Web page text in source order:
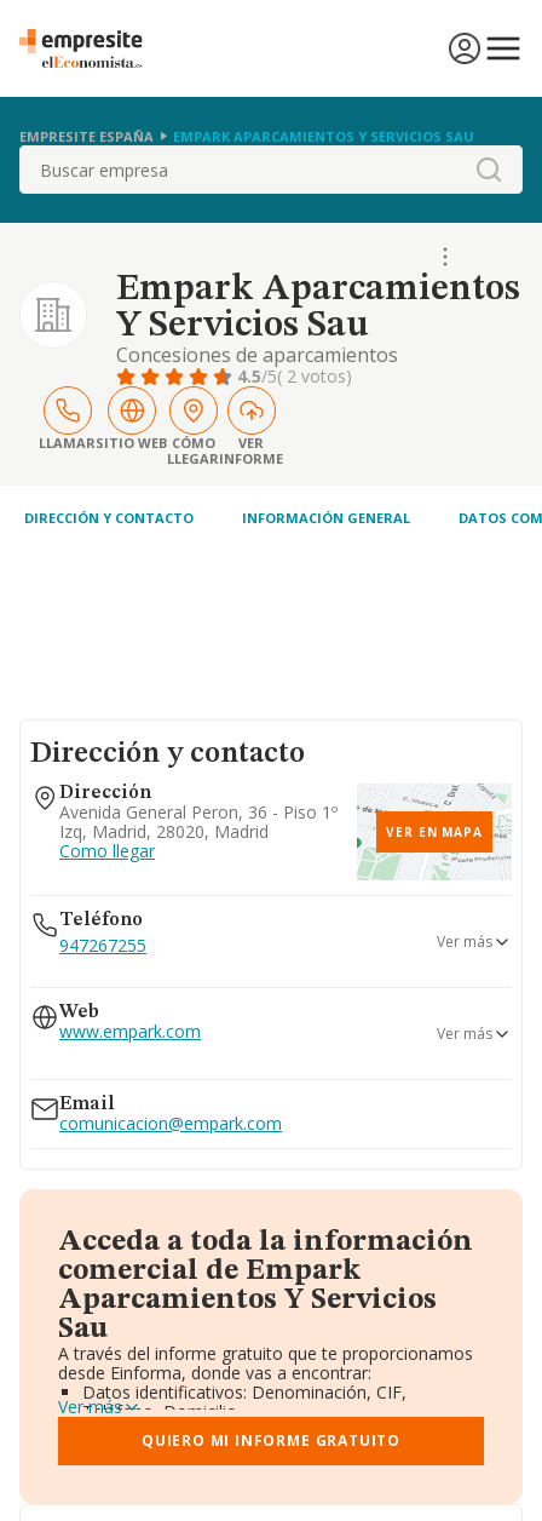
EMPRESITE ESPAÑA EMPARK APARCAMIENTOS Y SERVICIOS SAU
Buscar
Empark Aparcamientos
Y Servicios Sau
Concesiones de aparcamientos
4.5/5( 2 votos)
LLAMARSITIO WEB CÓMO
LLEGAR
VER
INFORME
DIRECCIÓN Y CONTACTO INFORMACIÓN GENERAL DATOS
Dirección y contacto
Dirección
Avenida General Peron, 36 - Piso 1º
Izq, Madrid, 28020, Madrid
Como llegar
VER EN MAPA
Teléfono
947267255
915468900
915558160
Ver más
Web
www.empark.com Ver más
Email
comunicacion@empark.com
Acceda a toda la información
comercial de Empark
Aparcamientos Y Servicios
Sau
A través del informe gratuito que te proporcionamos
desde Einforma, donde vas a encontrar:
Datos identificativos: Denominación, CIF,
Teléfono, Domicilio.
Informe Mercantil Completo (BORME).
Gráficos de Evolución Ventas y Empleados.
Consejo de Administración y Administradores.
Accionistas.
Ver más
QUIERO MI INFORME GRATUITO